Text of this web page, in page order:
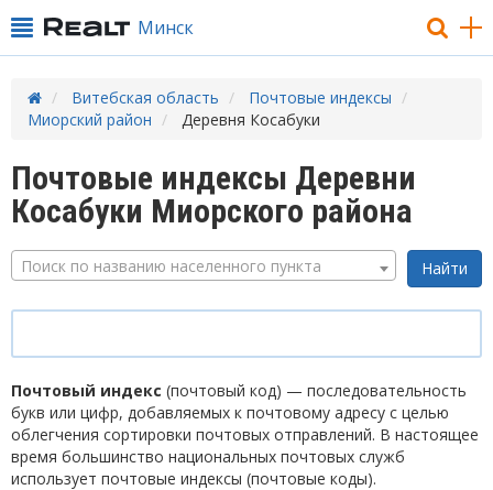
Минск
Витебская область
Почтовые индексы
Миорский район
Деревня Косабуки
Почтовые индексы Деревни
Косабуки Миорского района
Поиск по названию населенного пункта
Почтовый индекс (почтовый код) — последовательность
букв или цифр, добавляемых к почтовому адресу с целью
облегчения сортировки почтовых отправлений. В настоящее
время большинство национальных почтовых служб
использует почтовые индексы (почтовые коды).